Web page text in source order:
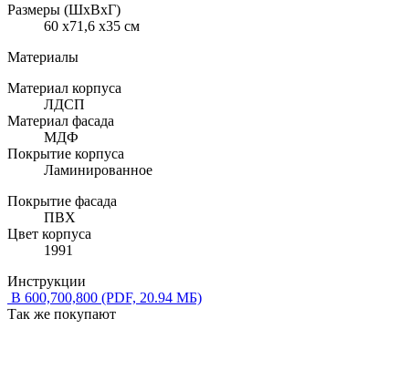
Размеры (ШхВхГ)
60 x71,6 x35 см
Материалы
Материал корпуса
ЛДСП
Материал фасада
МДФ
Покрытие корпуса
Ламинированное
Покрытие фасада
ПВХ
Цвет корпуса
1991
Инструкции
В 600,700,800 (PDF, 20.94 МБ)
Так же покупают